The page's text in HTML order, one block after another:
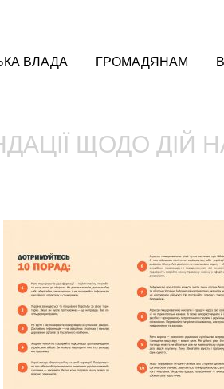
ВЛАДА ГРОМАДЯНАМ
ЩОДО ДІЙ